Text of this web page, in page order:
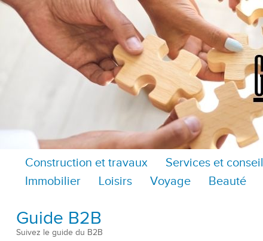
Construction et travaux Services et
Immobilier
Loisirs Voyage Beauté
Guide B2B
Suivez le guide du B2B